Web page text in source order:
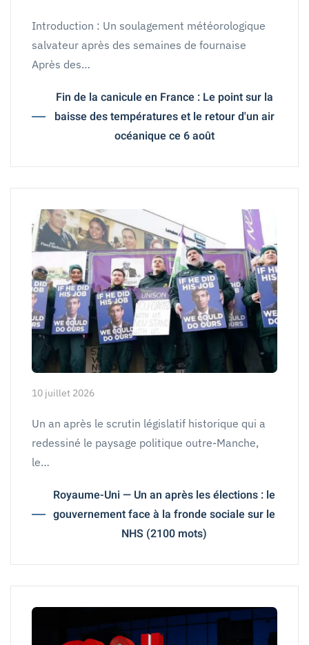
Introduction : Un soulagement météorologique
salvateur après des semaines de fournaise
Après des…
Fin de la canicule en France : Le point sur la
baisse des températures et le retour d'un air
océanique ce 6 août
10 juillet 2026
Un an après le scrutin législatif historique qui a
redessiné le paysage politique outre-Manche,
le…
Royaume-Uni — Un an après les élections : le
gouvernement face à la fronde sociale sur le
NHS (2100 mots)